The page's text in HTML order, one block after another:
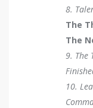
8.
The
The
9. The
10.